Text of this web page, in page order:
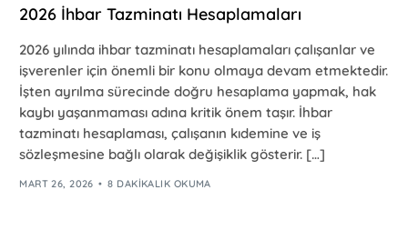
2026 İhbar Tazminatı Hesaplamaları
2026 yılında ihbar tazminatı hesaplamaları çalışanlar ve
işverenler için önemli bir konu olmaya devam etmektedir.
İşten ayrılma sürecinde doğru hesaplama yapmak, hak
kaybı yaşanmaması adına kritik önem taşır. İhbar
tazminatı hesaplaması, çalışanın kıdemine ve iş
sözleşmesine bağlı olarak değişiklik gösterir. […]
MART 26, 2026 8 DAKIKALIK OKUMA